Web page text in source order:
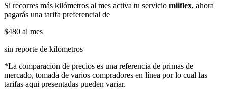
Si recorres más kilómetros al mes activa tu servicio miiflex, ahora
pagarás una tarifa preferencial de
$480 al mes
sin reporte de kilómetros
*La comparación de precios es una referencia de primas de
mercado, tomada de varios compradores en línea por lo cual las
tarifas aqui presentadas pueden variar.